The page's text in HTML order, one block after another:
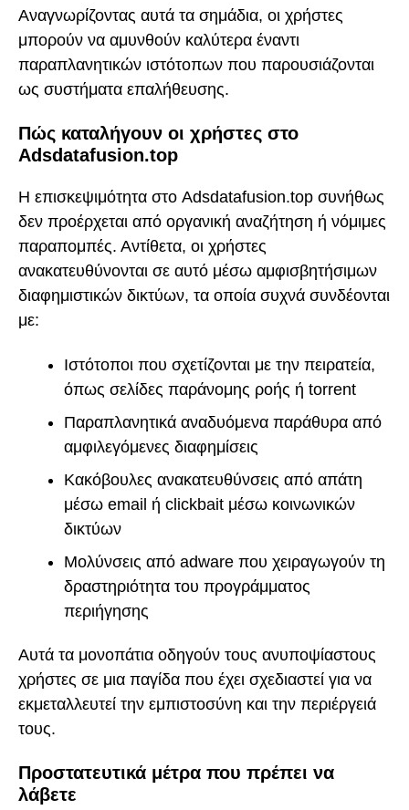
Αναγνωρίζοντας αυτά τα σημάδια, οι χρήστες
μπορούν να αμυνθούν καλύτερα έναντι
παραπλανητικών ιστότοπων που παρουσιάζονται
ως συστήματα επαλήθευσης.
Πώς καταλήγουν οι χρήστες στο
Adsdatafusion.top
Η επισκεψιμότητα στο Adsdatafusion.top συνήθως
δεν προέρχεται από οργανική αναζήτηση ή νόμιμες
παραπομπές. Αντίθετα, οι χρήστες
ανακατευθύνονται σε αυτό μέσω αμφισβητήσιμων
διαφημιστικών δικτύων, τα οποία συχνά συνδέονται
με:
Ιστότοποι που σχετίζονται με την πειρατεία,
όπως σελίδες παράνομης ροής ή torrent
Παραπλανητικά αναδυόμενα παράθυρα από
αμφιλεγόμενες διαφημίσεις
Κακόβουλες ανακατευθύνσεις από απάτη
μέσω email ή clickbait μέσω κοινωνικών
δικτύων
Μολύνσεις από adware που χειραγωγούν τη
δραστηριότητα του προγράμματος
περιήγησης
Αυτά τα μονοπάτια οδηγούν τους ανυποψίαστους
χρήστες σε μια παγίδα που έχει σχεδιαστεί για να
εκμεταλλευτεί την εμπιστοσύνη και την περιέργειά
τους.
Προστατευτικά μέτρα που πρέπει να
λάβετε